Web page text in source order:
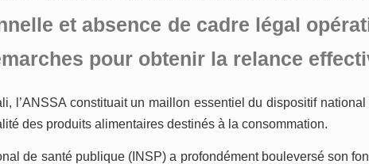
et absence de cadre légal
pour obtenir la relance
l’ANSSA constituait un maillon essentiel du dispositif
des produits alimentaires destinés à la consommation.
de santé publique (INSP) a profondément bouleversé son